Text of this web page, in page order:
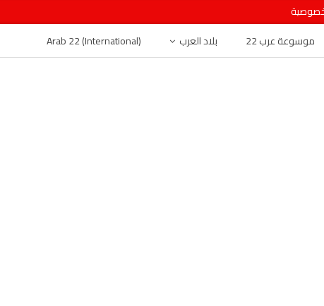
موسوعة عرب 22 بلاد العرب Arab 22 (International)